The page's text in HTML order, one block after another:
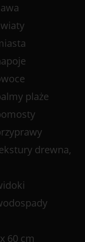
plaże
drewna,
60 cm